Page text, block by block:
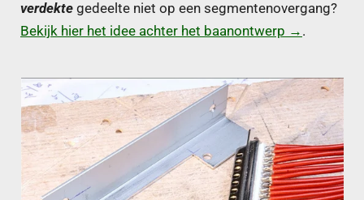
verdekte gedeelte niet op een segmentenovergang?
Bekijk hier het idee achter het baanontwerp → .